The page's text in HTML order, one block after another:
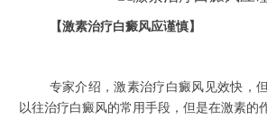
【激素治疗白癜风应谨慎】
专家介绍，激素治疗白癜风见效快，
以往治疗白癜风的常用手段，但是在激素的